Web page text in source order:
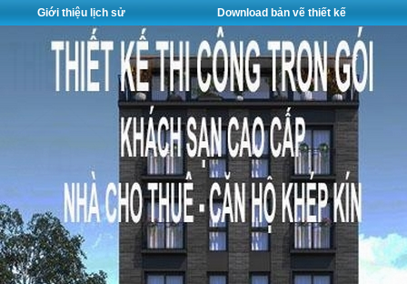
Giới thiệu lịch sử Download bản vẽ thiết kế